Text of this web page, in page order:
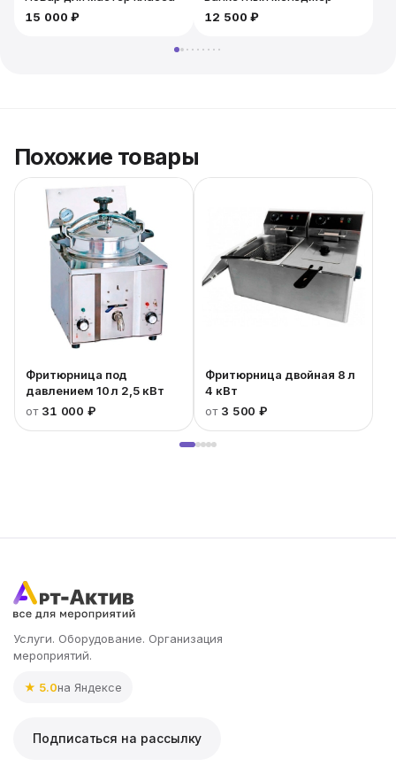
15 000 ₽
12 500 ₽
Похожие товары
Фритюрница под
давлением 10 л 2,5 кВт
от 31 000 ₽
Фритюрница двойная 8 л
4 кВт
от 3 500 ₽
Услуги. Оборудование. Организация
мероприятий.
★ 5.0на Яндексе
Подписаться на рассылку